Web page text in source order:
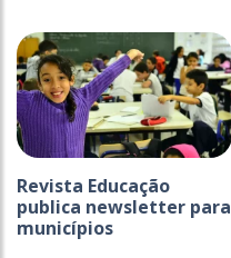
Revista Educação
publica newsletter para
municípios